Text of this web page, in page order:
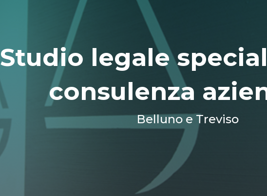
Studio legale
consulenza
Belluno e Treviso